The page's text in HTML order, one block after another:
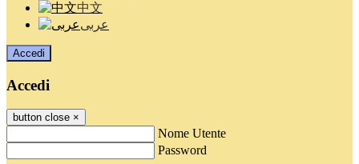
中文
عربى
Accedi
Accedi
button close ×
Nome Utente
Password